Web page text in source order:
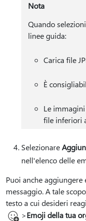
Nota
Quando
linee guida:
Carica file
È
Le
file inferiori
Selezionare
nell'elenco delle
Puoi anche
messaggio. A tale
testo a cui desideri
>Emoji della tua